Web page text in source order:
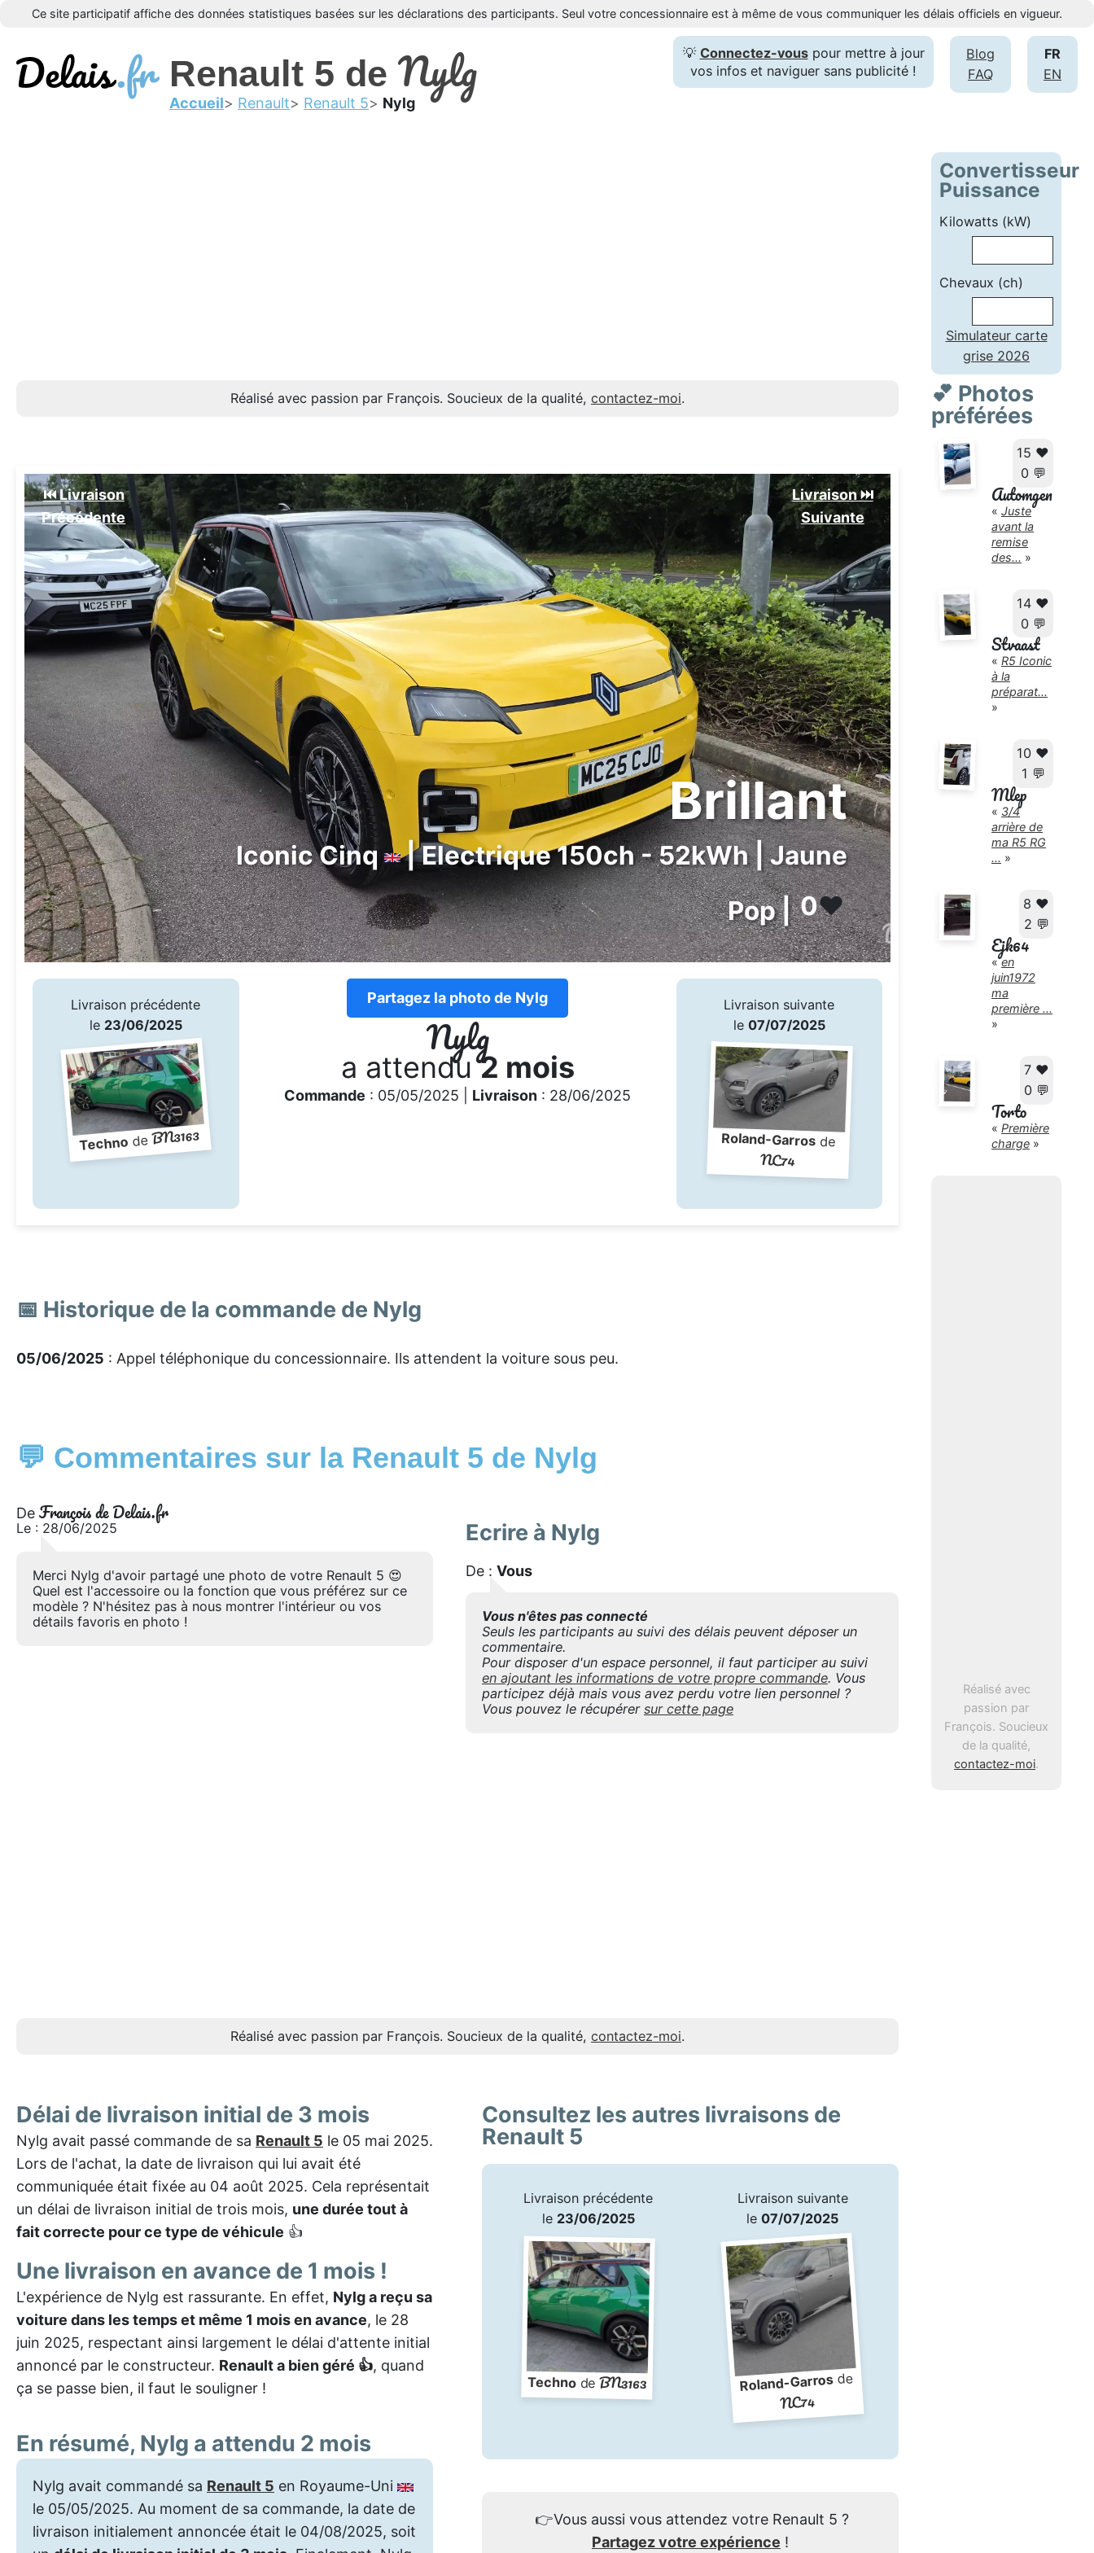
Ce site participatif affiche des données statistiques basées sur les déclarations des participants. Seul votre concessionnaire est à même de vous communiquer les délais officiels en vigueur.
FR
EN
Blog
FAQ
💡 Connectez-vouspour mettre à jour
vos infos et naviguer sans publicité !
Renault 5 de Nylg
Accueil Renault Renault 5 Nylg
Convertisseur
Puissance
Kilowatts (kW)
Chevaux (ch)
Simulateur carte
grise 2026
💕 Photos
préférées
15 ❤️
0 💬
Automgen
« Juste
avant la
remise
des... »
14 ❤️
0 💬
Stvaast
« R5 Iconic
à la
préparat...
»
10 ❤️
1 💬
Mlep
« 3/4
arrière de
ma R5 RG
... »
8 ❤️
2 💬
Ejk64
«en
juin1972
ma
première ...
»
7 ❤️
0 💬
Torto
« Première
charge »
Réalisé avec
passion par
François. Soucieux
de la qualité,
contactez-moi.
Réalisé avec passion par François. Soucieux de la qualité, contactez-moi.
⏮️ Livraison
Précédente
Livraison ⏭️
Suivante️
Brillant
Iconic Cinq
| Electrique 150ch - 52kWh | Jaune
Pop |0❤️
Livraison précédente
le 23/06/2025
TechnodeBN3163
Partagez la photo de Nylg
Nylg
a attendu2 mois
Commande : 05/05/2025 | Livraison : 28/06/2025
Livraison suivante
le 07/07/2025
Roland-Garrosde
NC74
📅 Historique de la commande de Nylg
05/06/2025 : Appel téléphonique du concessionnaire. Ils attendent la voiture sous peu.
💬 Commentaires sur la Renault 5 de Nylg
De François de Delais.fr
Le : 28/06/2025
Merci Nylg d'avoir partagé une photo de votre Renault 5 😍
Quel est l'accessoire ou la fonction que vous préférez sur ce
modèle ? N'hésitez pas à nous montrer l'intérieur ou vos
détails favoris en photo !
Ecrire à Nylg
De : Vous
Vous n'êtes pas connecté
Seuls les participants au suivi des délais peuvent déposer un
commentaire.
Pour disposer d'un espace personnel, il faut participer au suivi
en ajoutant les informations de votre propre commande. Vous
participez déjà mais vous avez perdu votre lien personnel ?
Vous pouvez le récupérer sur cette page
Réalisé avec passion par François. Soucieux de la qualité, contactez-moi.
Délai de livraison initial de 3 mois
Nylg avait passé commande de sa Renault 5 le 05 mai 2025.
Lors de l'achat, la date de livraison qui lui avait été
communiquée était fixée au 04 août 2025. Cela représentait
un délai de livraison initial de trois mois, une durée tout à
fait correcte pour ce type de véhicule 👍
Une livraison en avance de 1 mois !
L'expérience de Nylg est rassurante. En effet, Nylg a reçu sa
voiture dans les temps et même 1 mois en avance, le 28
juin 2025, respectant ainsi largement le délai d'attente initial
annoncé par le constructeur. Renault a bien géré 👍, quand
ça se passe bien, il faut le souligner !
En résumé, Nylg a attendu 2 mois
Nylg avait commandé sa Renault 5 en Royaume-Uni
le 05/05/2025. Au moment de sa commande, la date de
livraison initialement annoncée était le 04/08/2025, soit
Consultez les autres livraisons de
Renault 5
Livraison précédente
le 23/06/2025
TechnodeBN3163
Livraison suivante
le 07/07/2025
Roland-Garrosde
NC74
👉Vous aussi vous attendez votre Renault 5 ?
Partagez votre expérience !